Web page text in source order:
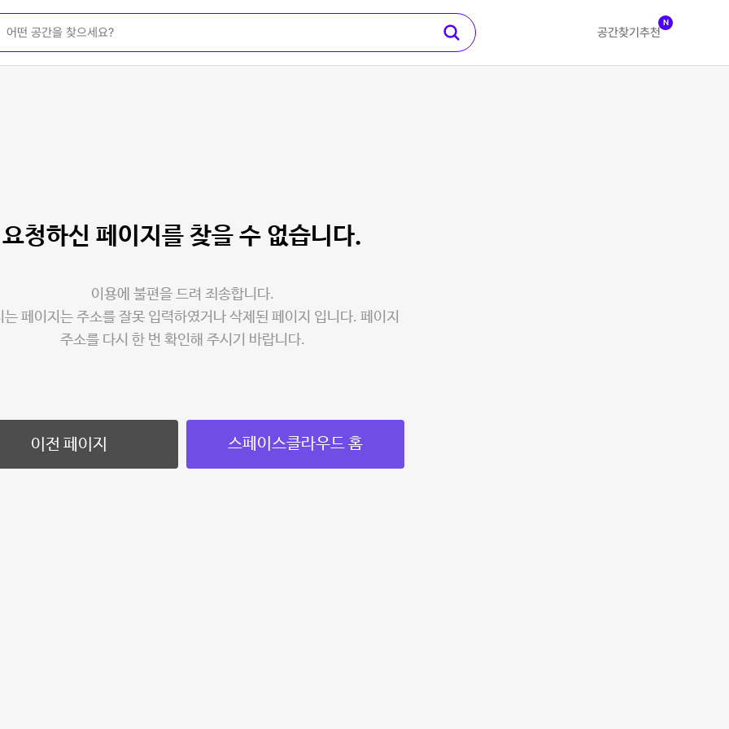
공간찾기 추천
N
요청하신 페이지를 찾을 수 없습니다.
이용에 불편을 드려 죄송합니다.
는 페이지는 주소를 잘못 입력하였거나 삭제된 페이지 입니다. 페이지
주소를 다시 한 번 확인해 주시기 바랍니다.
이전 페이지 스페이스클라우드 홈